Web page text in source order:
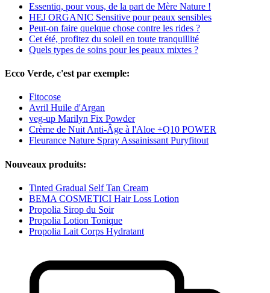
Essentiq, pour vous, de la part de Mère Nature !
HEJ ORGANIC Sensitive pour peaux sensibles
Peut-on faire quelque chose contre les rides ?
Cet été, profitez du soleil en toute tranquillité
Quels types de soins pour les peaux mixtes ?
Ecco Verde, c'est par exemple:
Fitocose
Avril Huile d'Argan
veg-up Marilyn Fix Powder
Crème de Nuit Anti-Âge à l'Aloe +Q10 POWER
Fleurance Nature Spray Assainissant Puryfitout
Nouveaux produits:
Tinted Gradual Self Tan Cream
BEMA COSMETICI Hair Loss Lotion
Propolia Sirop du Soir
Propolia Lotion Tonique
Propolia Lait Corps Hydratant